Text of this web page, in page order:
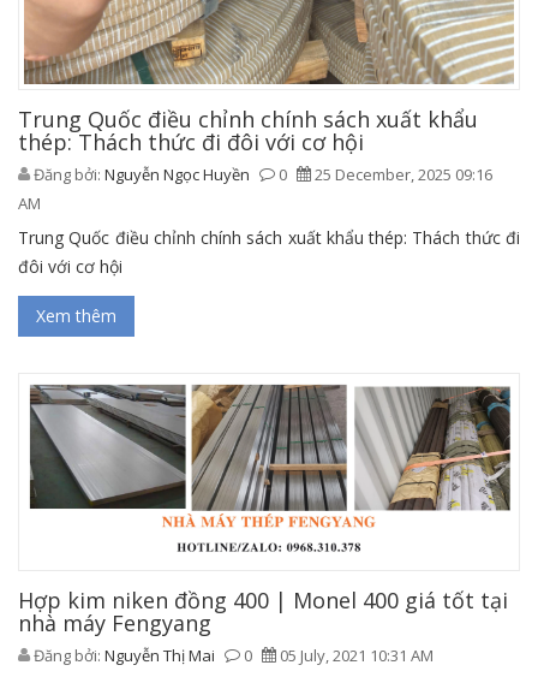
Trung Quốc điều chỉnh chính sách xuất khẩu
thép: Thách thức đi đôi với cơ hội
Đăng bởi: Nguyễn Ngọc Huyền 0
25 December, 2025 09:16
AM
Trung Quốc điều chỉnh chính sách xuất khẩu thép: Thách thức đi
đôi với cơ hội
Xem thêm
Hợp kim niken đồng 400 | Monel 400 giá tốt tại
nhà máy Fengyang
Đăng bởi: Nguyễn Thị Mai 0 05 July, 2021 10:31 AM